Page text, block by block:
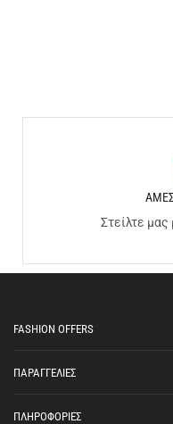
Στείλτε
FASHION OFFERS
ΠΑΡΑΓΓΕΛΙΕΣ
ΠΛΗΡΟΦΟΡΙΕΣ